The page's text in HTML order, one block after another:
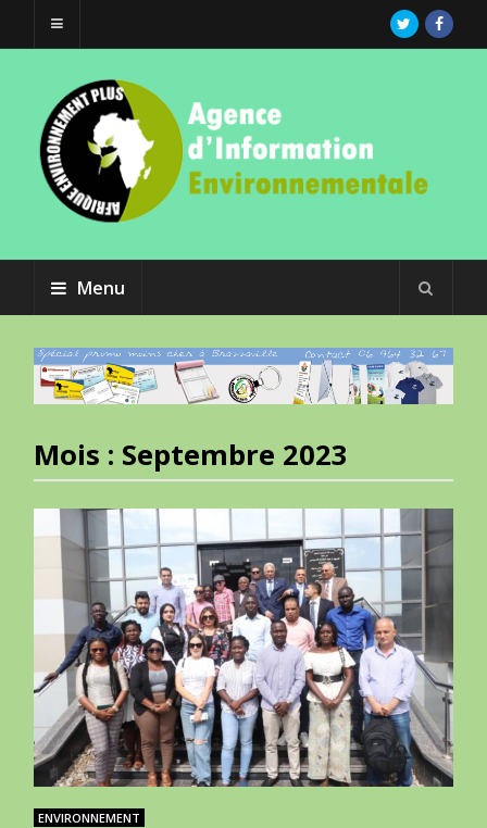
Menu
Mois : Septembre 2023
ENVIRONNEMENT